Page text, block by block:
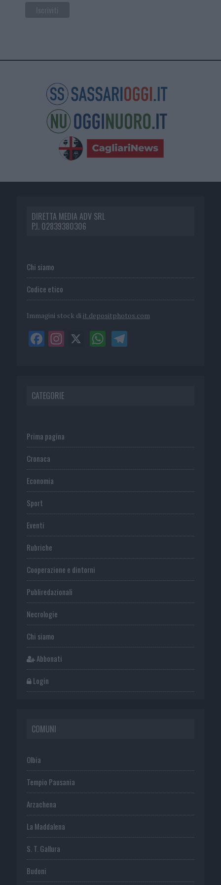
DIRETTA MEDIA ADV SRL
P.I. 02839380306
Chi siamo
Codice etico
Immagini stock di it.depositphotos.com
CATEGORIE
Prima pagina
Cronaca
Economia
Sport
Eventi
Rubriche
Cooperazione e dintorni
Publiredazionali
Necrologie
Chi siamo
Abbonati
Login
COMUNI
Olbia
Tempio Pausania
Arzachena
La Maddalena
S. T. Gallura
Budoni